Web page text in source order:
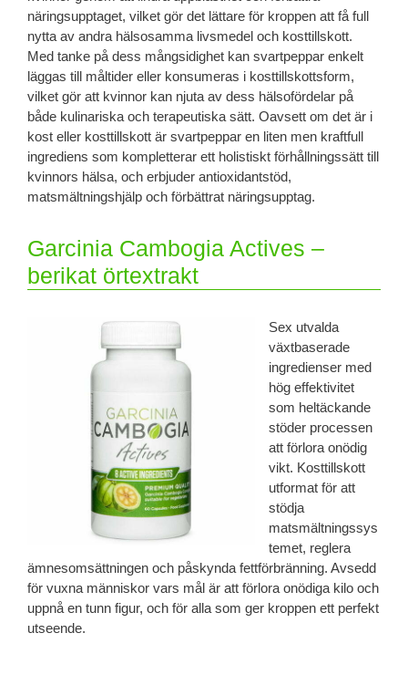
näringsupptaget, vilket gör det lättare för kroppen att få full
nytta av andra hälsosamma livsmedel och kosttillskott.
Med tanke på dess mångsidighet kan svartpeppar enkelt
läggas till måltider eller konsumeras i kosttillskottsform,
vilket gör att kvinnor kan njuta av dess hälsofördelar på
både kulinariska och terapeutiska sätt. Oavsett om det är i
kost eller kosttillskott är svartpeppar en liten men kraftfull
ingrediens som kompletterar ett holistiskt förhållningssätt till
kvinnors hälsa, och erbjuder antioxidantstöd,
matsmältningshjälp och förbättrat näringsupptag.
Garcinia Cambogia Actives –
berikat örtextrakt
Sex utvalda
växtbaserade
ingredienser med
hög effektivitet
som heltäckande
stöder processen
att förlora onödig
vikt. Kosttillskott
utformat för att
stödja
matsmältningssys
temet, reglera
ämnesomsättningen och påskynda fettförbränning. Avsedd
för vuxna människor vars mål är att förlora onödiga kilo och
uppnå en tunn figur, och för alla som ger kroppen ett perfekt
utseende.